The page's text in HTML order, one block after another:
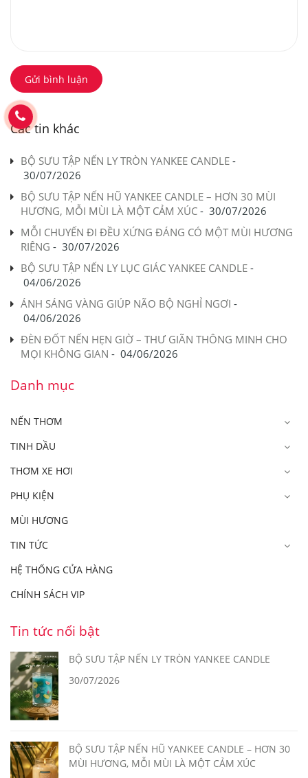
Gửi bình luận
Các tin khác
BỘ SƯU TẬP NẾN LY TRÒN YANKEE CANDLE -
30/07/2026
BỘ SƯU TẬP NẾN HŨ YANKEE CANDLE – HƠN 30 MÙI
HƯƠNG, MỖI MÙI LÀ MỘT CẢM XÚC - 30/07/2026
MỖI CHUYẾN ĐI ĐỀU XỨNG ĐÁNG CÓ MỘT MÙI HƯƠNG
RIÊNG - 30/07/2026
BỘ SƯU TẬP NẾN LY LỤC GIÁC YANKEE CANDLE -
04/06/2026
ÁNH SÁNG VÀNG GIÚP NÃO BỘ NGHỈ NGƠI -
04/06/2026
ĐÈN ĐỐT NẾN HẸN GIỜ – THƯ GIÃN THÔNG MINH CHO
MỌI KHÔNG GIAN - 04/06/2026
Danh mục
NẾN THƠM
TINH DẦU
THƠM XE HƠI
PHỤ KIỆN
MÙI HƯƠNG
TIN TỨC
HỆ THỐNG CỬA HÀNG
CHÍNH SÁCH VIP
Tin tức nổi bật
BỘ SƯU TẬP NẾN LY TRÒN YANKEE CANDLE
30/07/2026
BỘ SƯU TẬP NẾN HŨ YANKEE CANDLE – HƠN 30
MÙI HƯƠNG, MỖI MÙI LÀ MỘT CẢM XÚC